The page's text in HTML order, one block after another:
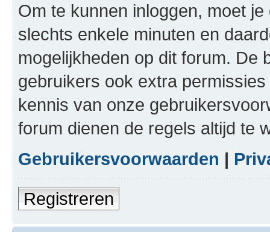
Om te kunnen inloggen, moet
slechts enkele minuten en
mogelijkheden op dit forum. De
gebruikers ook extra
kennis van onze
forum dienen de regels altijd te
Gebruikersvoorwaarden |
Registreren